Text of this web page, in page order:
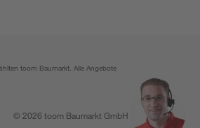
toom Baumarkt. Alle Angebote
© 2026 toom Baumarkt GmbH